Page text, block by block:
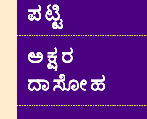
ಪಟ್ಟಿ
ಅಕ್ಷರ
ದಾಸೋಹ